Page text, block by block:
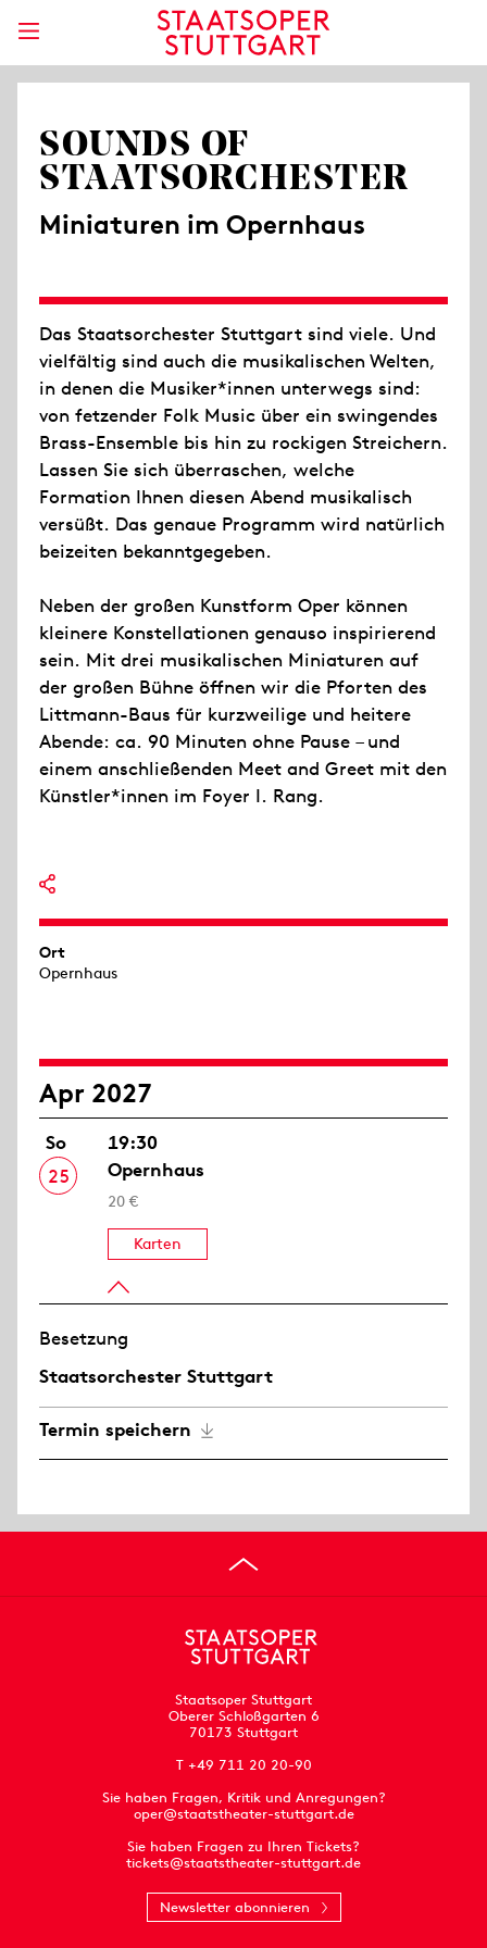
SOUNDS OF
STAATSORCHESTER
Miniaturen im Opernhaus
Das Staatsorchester Stuttgart sind viele. Und
vielfältig sind auch die musikalischen Welten,
in denen die Musiker*innen unterwegs sind:
von fetzender Folk Music über ein swingendes
Brass-Ensemble bis hin zu rockigen Streichern.
Lassen Sie sich überraschen, welche
Formation Ihnen diesen Abend musikalisch
versüßt. Das genaue Programm wird natürlich
beizeiten bekanntgegeben.
Neben der großen Kunstform Oper können
kleinere Konstellationen genauso inspirierend
sein. Mit drei musikalischen Miniaturen auf
der großen Bühne öffnen wir die Pforten des
Littmann-Baus für kurzweilige und heitere
Abende: ca. 90 Minuten ohne Pause – und
einem anschließenden Meet and Greet mit den
Künstler*innen im Foyer I. Rang.
Ort
Opernhaus
Apr 2027
So
25
19:30
Opernhaus
20 €
Karten
Besetzung
Staatsorchester Stuttgart
Termin speichern
Staatsoper Stuttgart
Oberer Schloßgarten 6
70173 Stuttgart
T +49 711 20 20-90
Sie haben Fragen, Kritik und Anregungen?
oper@staatstheater-stuttgart.de
Sie haben Fragen zu Ihren Tickets?
tickets@staatstheater-stuttgart.de
Newsletter abonnieren